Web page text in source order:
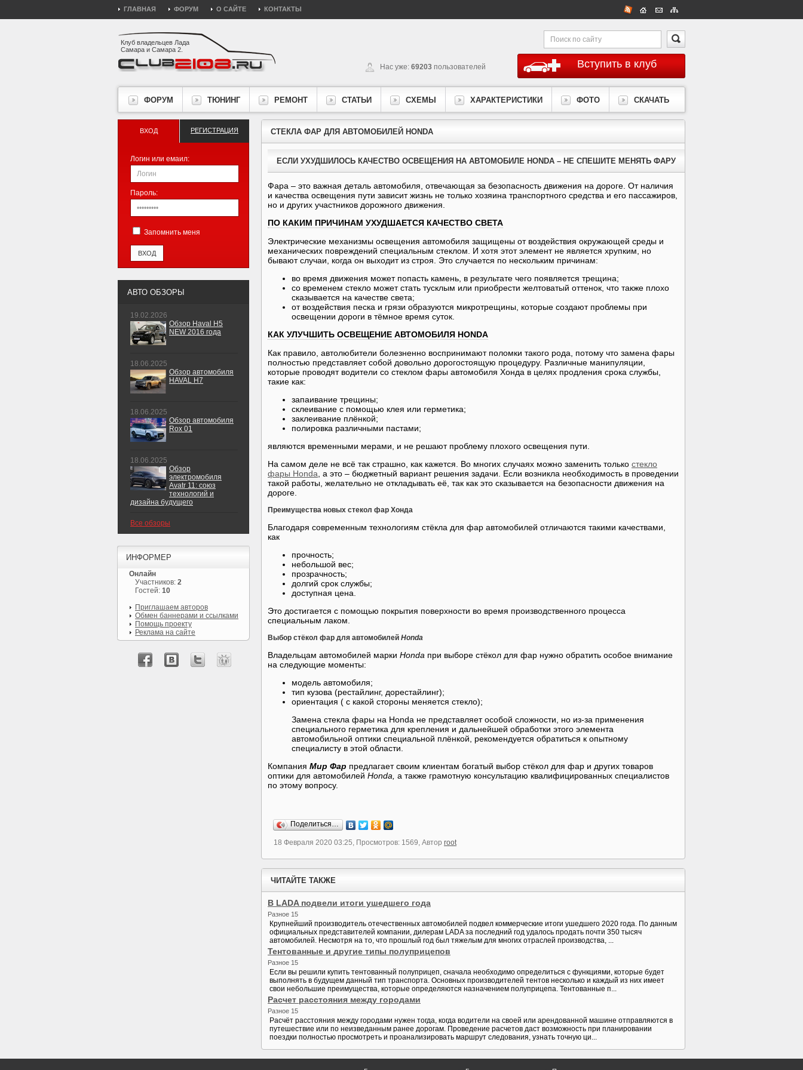
ГЛАВНАЯ ФОРУМ О САЙТЕ КОНТАКТЫ
Клуб владельцев Лада
Самара и Самара 2.
Вступить в клуб
Нас уже: 69203 пользователей
ФОРУМ ТЮНИНГ РЕМОНТ СТАТЬИ СХЕМЫ ХАРАКТЕРИСТИКИ ФОТО СКАЧАТЬ
СТЕКЛА ФАР ДЛЯ АВТОМОБИЛЕЙ HONDA
ЕСЛИ УХУДШИЛОСЬ КАЧЕСТВО ОСВЕЩЕНИЯ НА АВТОМОБИЛЕ HONDA – НЕ СПЕШИТЕ МЕНЯТЬ ФАРУ
Фара – это важная деталь автомобиля, отвечающая за безопасность движения на дороге. От наличия
и качества освещения пути зависит жизнь не только хозяина транспортного средства и его пассажиров,
но и других участников дорожного движения.
ПО КАКИМ ПРИЧИНАМ УХУДШАЕТСЯ КАЧЕСТВО СВЕТА
Электрические механизмы освещения автомобиля защищены от воздействия окружающей среды и
механических повреждений специальным стеклом. И хотя этот элемент не является хрупким, но
бывают случаи, когда он выходит из строя. Это случается по нескольким причинам:
во время движения может попасть камень, в результате чего появляется трещина;
со временем стекло может стать тусклым или приобрести желтоватый оттенок, что также плохо
сказывается на качестве света;
от воздействия песка и грязи образуются микротрещины, которые создают проблемы при
освещении дороги в тёмное время суток.
КАК УЛУЧШИТЬ ОСВЕЩЕНИЕ АВТОМОБИЛЯ HONDA
Как правило, автолюбители болезненно воспринимают поломки такого рода, потому что замена фары
полностью представляет собой довольно дорогостоящую процедуру. Различные манипуляции,
которые проводят водители со стеклом фары автомобиля Хонда в целях продления срока службы,
такие как:
запаивание трещины;
склеивание с помощью клея или герметика;
заклеивание плёнкой;
полировка различными пастами;
являются временными мерами, и не решают проблему плохого освещения пути.
На самом деле не всё так страшно, как кажется. Во многих случаях можно заменить только стекло
фары Honda , а это – бюджетный вариант решения задачи. Если возникла необходимость в проведении
такой работы, желательно не откладывать её, так как это сказывается на безопасности движения на
дороге.
Преимущества новых стекол фар Хонда
Благодаря современным технологиям стёкла для фар автомобилей отличаются такими качествами,
как
прочность;
небольшой вес;
прозрачность;
долгий срок службы;
доступная цена.
Это достигается с помощью покрытия поверхности во время производственного процесса
специальным лаком.
Выбор стёкол фар для автомобилей Honda
Владельцам автомобилей марки Honda при выборе стёкол для фар нужно обратить особое внимание
на следующие моменты:
модель автомобиля;
тип кузова (рестайлинг, дорестайлинг);
ориентация ( с какой стороны меняется стекло);
Замена стекла фары на Honda не представляет особой сложности, но из-за применения
специального герметика для крепления и дальнейшей обработки этого элемента
автомобильной оптики специальной плёнкой, рекомендуется обратиться к опытному
специалисту в этой области.
Компания Мир Фар предлагает своим клиентам богатый выбор стёкол для фар и других товаров
оптики для автомобилей Honda, а также грамотную консультацию квалифицированных специалистов
по этому вопросу.
Поделиться…
18 Февраля 2020 03:25, Просмотров: 1569, Автор root
ЧИТАЙТЕ ТАКЖЕ
В LADA подвели итоги ушедшего года
Разное 15
Крупнейший производитель отечественных автомобилей подвел коммерческие итоги ушедшего 2020 года. По данным
официальных представителей компании, дилерам LADA за последний год удалось продать почти 350 тысяч
автомобилей. Несмотря на то, что прошлый год был тяжелым для многих отраслей производства, ...
Тентованные и другие типы полуприцепов
Разное 15
Если вы решили купить тентованный полуприцеп, сначала необходимо определиться с функциями, которые будет
выполнять в будущем данный тип транспорта. Основных производителей тентов несколько и каждый из них имеет
свои небольшие преимущества, которые определяются назначением полуприцепа. Тентованные п...
Расчет расстояния между городами
Разное 15
Расчёт расстояния между городами нужен тогда, когда водители на своей или арендованной машине отправляются в
путешествие или по неизведанным ранее дорогам. Проведение расчетов даст возможность при планировании
поездки полностью просмотреть и проанализировать маршрут следования, узнать точную ци...
ВХОД РЕГИСТРАЦИЯ
Логин или емаил:
Пароль:
Запомнить меня
АВТО ОБЗОРЫ
19.02.2026
Обзор Haval H5
NEW 2016 года
18.06.2025
Обзор автомобиля
HAVAL H7
18.06.2025
Обзор автомобиля
Rox 01
18.06.2025
Обзор
электромобиля
Avatr 11: союз
технологий и
дизайна будущего
Все обзоры
ИНФОРМЕР
Онлайн
Участников: 2
Гостей: 10
Приглашаем авторов
Обмен баннерами и ссылками
Помощь проекту
Реклама на сайте